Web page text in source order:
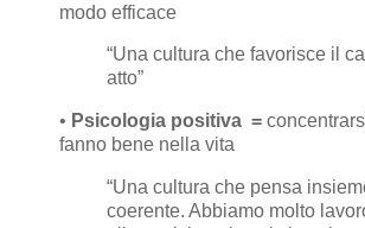
modo efficace
“Una cultura che favorisce il
atto”
• Psicologia positiva =
fanno bene nella vita
“Una cultura che pensa
coerente. Abbiamo molto